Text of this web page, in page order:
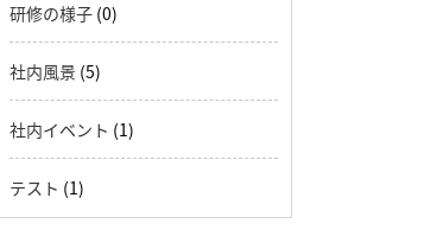
研修の様子 (0)
社内風景 (5)
社内イベント (1)
テスト (1)